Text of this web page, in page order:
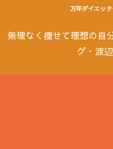
万年ダイエッタ
無理なく痩せて理想の自
グ・渡